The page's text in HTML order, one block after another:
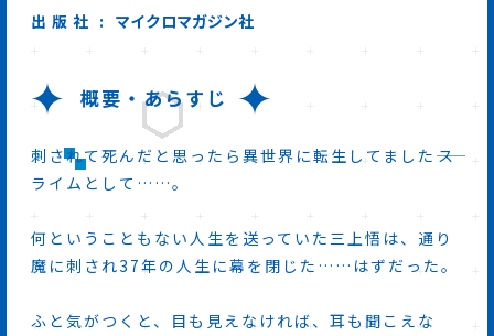
出版社
マイクロマガジン社
概要・あらすじ
刺されて死んだと思ったら異世界に転生してました――ス
ライムとして……。
何ということもない人生を送っていた三上悟は、通り
魔に刺され37年の人生に幕を閉じた……はずだった。
ふと気がつくと、目も見えなければ、耳も聞こえな